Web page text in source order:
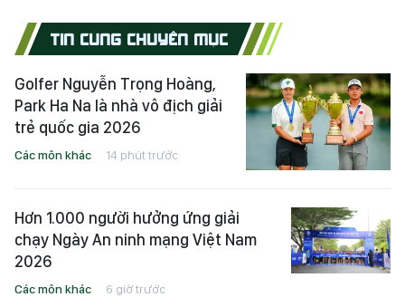
TIN CÙNG CHUYÊN MỤC
Golfer Nguyễn Trọng Hoàng,
Park Ha Na là nhà vô địch giải
trẻ quốc gia 2026
Các môn khác 14 phút trước
Hơn 1.000 người hưởng ứng giải
chạy Ngày An ninh mạng Việt Nam
2026
Các môn khác 6 giờ trước